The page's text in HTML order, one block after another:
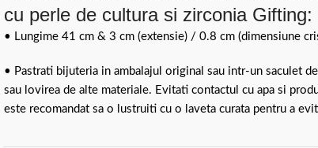
cu perle de cultura si zirconia Gifting:
• Lungime 41 cm & 3 cm (extensie) / 0.8 cm (dimensiune
• Pastrati bijuteria in ambalajul original sau intr-un saculet
sau lovirea de alte materiale. Evitati contactul cu apa si
este recomandat sa o lustruiti cu o laveta curata pentru a